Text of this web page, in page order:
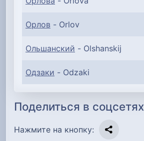
Орлов - Orlov
Ольшанский - Olshanskij
Одзаки - Odzaki
Поделиться в соцсетях
Нажмите на кнопку: